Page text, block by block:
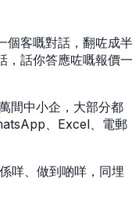
個客嘅對話，翻咗成半
，話你答應咗嘅報價一
間中小企，大部分都
、Excel、電郵
咩、做到啲咩，同埋